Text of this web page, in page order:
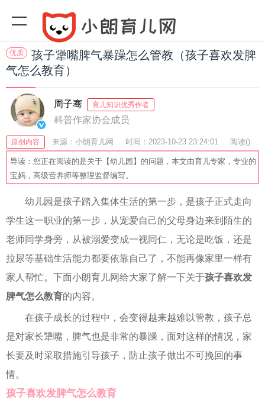
优质
孩子犟嘴脾气暴躁怎么管教（孩子喜欢发脾
气怎么教育）
周子骞 育儿知识优秀作者
科普作家协会成员
原创内容 来源：小朗育儿网 时间：2023-10-23 23:24:01 阅读()
收藏：35 分享：52 爆
导读：您正在阅读的是关于【幼儿园】的问题，本文由育儿专家，专业的
宝妈，高级营养师等整理监督编写。
幼儿园是孩子踏入集体生活的第一步，是孩子正式走向
学生这一职业的第一步，从宠爱自己的父母身边来到陌生的
老师同学身旁，从被溺爱变成一视同仁，无论是吃饭，还是
拉尿等基础生活能力都要依靠自己了，不能再像家里一样有
家人帮忙。下面小朗育儿网给大家了解一下关于孩子喜欢发
脾气怎么教育的内容。
在孩子成长的过程中，会变得越来越难以管教，孩子总
是对家长犟嘴，脾气也是非常的暴躁，面对这样的情况，家
长要及时采取措施引导孩子，防止孩子做出不可挽回的事
情。
孩子喜欢发脾气怎么教育